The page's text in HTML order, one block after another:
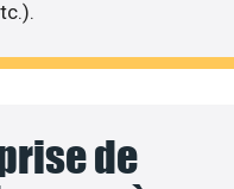
de